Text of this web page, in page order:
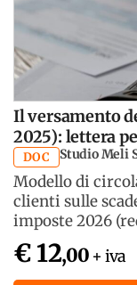
Il versamento
2025): lettera
DOC Studio Meli
Modello di
clienti sulle
imposte 2026
€ 12,00 + iva